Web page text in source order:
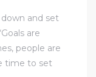
and set
are
people are
time to set